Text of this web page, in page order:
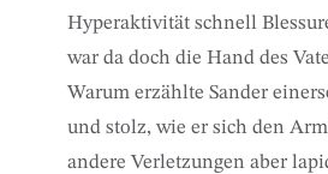
Hyperaktivität schnell
war da doch die Hand des
Warum erzählte Sander
und stolz, wie er sich den
andere Verletzungen aber